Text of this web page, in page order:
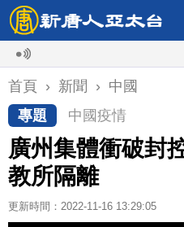
首頁 › 新聞 › 中國
專題
中國疫情
廣州集體衝破封
教所隔離
更新時間：2022-11-16 13:29:05